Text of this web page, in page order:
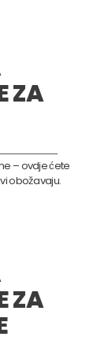
ZA
– ovdje ćete
obožavaju.
ZA